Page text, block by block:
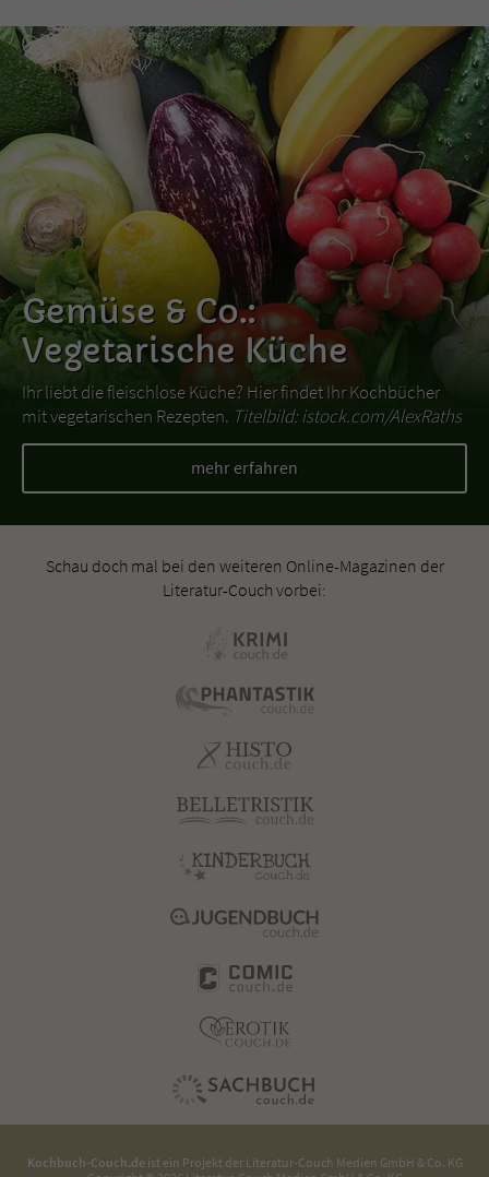
Gemüse & Co.:
Vegetarische Küche
Ihr liebt die fleischlose Küche? Hier findet Ihr Kochbücher
mit vegetarischen Rezepten. Titelbild: istock.com/AlexRaths
mehr erfahren
Schau doch mal bei den weiteren Online-Magazinen der
Literatur-Couch vorbei:
Kochbuch-Couch.deist ein Projekt der Literatur-Couch Medien GmbH & Co. KG